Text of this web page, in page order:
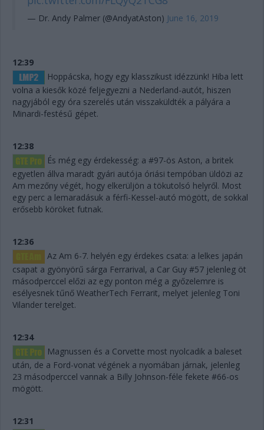
— Dr. Andy Palmer (@AndyatAston) June 16, 2019
12:39
Hoppácska, hogy egy klasszikust idézzünk! Hiba lett
volna a kiesők közé feljegyezni a Nederland-autót, hiszen
nagyjából egy óra szerelés után visszaküldték a pályára a
Minardi-festésű gépet.
12:38
És még egy érdekesség: a #97-ös Aston, a britek
egyetlen állva maradt gyári autója óriási tempóban üldözi az
Am mezőny végét, hogy elkerüljön a tökutolsó helyről. Most
egy perc a lemaradásuk a férfi-Kessel-autó mögött, de sokkal
erősebb köröket futnak.
12:36
Az Am 6-7. helyén egy érdekes csata: a lelkes japán
csapat a gyönyörű sárga Ferrarival, a Car Guy #57 jelenleg öt
másodperccel előzi az egy ponton még a győzelemre is
esélyesnek tűnő WeatherTech Ferrarit, melyet jelenleg Toni
Vilander terelget.
12:34
Magnussen és a Corvette most nyolcadik a baleset
után, de a Ford-vonat végének a nyomában járnak, jelenleg
23 másodperccel vannak a Billy Johnson-féle fekete #66-os
mögött.
12:31